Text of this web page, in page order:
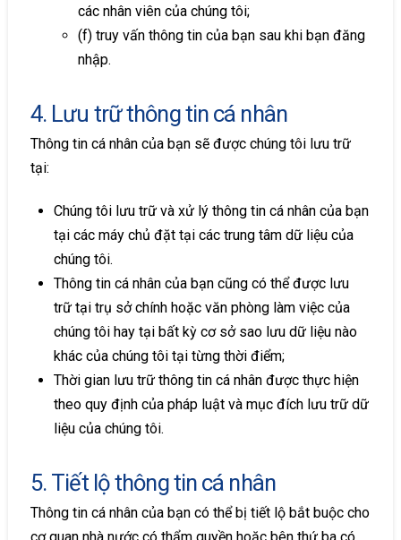
các nhân viên của chúng tôi;
(f) truy vấn thông tin của bạn sau khi bạn đăng
nhập.
4. Lưu trữ thông tin cá nhân
Thông tin cá nhân của bạn sẽ được chúng tôi lưu trữ
tại:
Chúng tôi lưu trữ và xử lý thông tin cá nhân của bạn
tại các máy chủ đặt tại các trung tâm dữ liệu của
chúng tôi.
Thông tin cá nhân của bạn cũng có thể được lưu
trữ tại trụ sở chính hoặc văn phòng làm việc của
chúng tôi hay tại bất kỳ cơ sở sao lưu dữ liệu nào
khác của chúng tôi tại từng thời điểm;
Thời gian lưu trữ thông tin cá nhân được thực hiện
theo quy định của pháp luật và mục đích lưu trữ dữ
liệu của chúng tôi.
5. Tiết lộ thông tin cá nhân
Thông tin cá nhân của bạn có thể bị tiết lộ bắt buộc cho